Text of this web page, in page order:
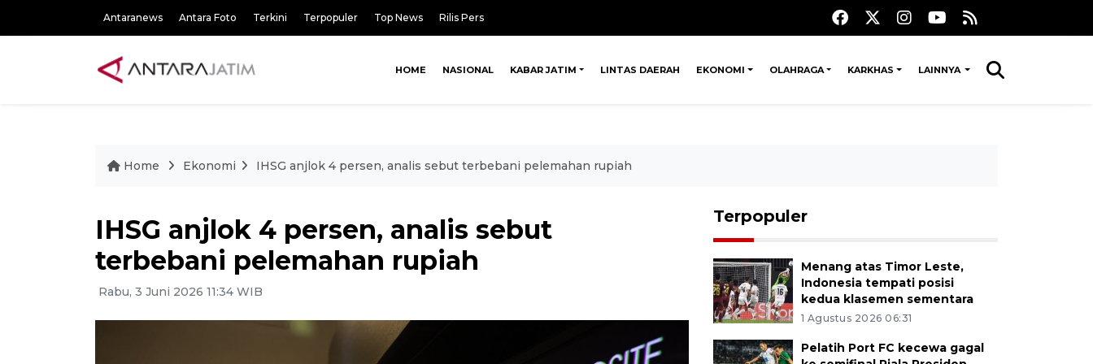
Antaranews Antara Foto Terkini Terpopuler Top News Rilis Pers
HOME NASIONAL KABAR JATIM LINTAS DAERAH EKONOMI OLAHRAGA KARKHAS LAINNYA
Home Ekonomi IHSG anjlok 4 persen, analis sebut terbebani pelemahan rupiah
IHSG anjlok 4 persen, analis sebut
terbebani pelemahan rupiah
Rabu, 3 Juni 2026 11:34 WIB
Terpopuler
Menang atas Timor Leste,
Indonesia tempati posisi
kedua klasemen sementara
1 Agustus 2026 06:31
Pelatih Port FC kecewa gagal